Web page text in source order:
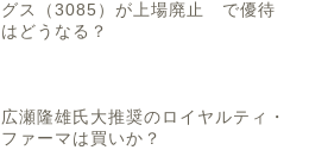
グス（3085）が上場廃止 で優待
はどうなる？
広瀬隆雄氏大推奨のロイヤルティ・
ファーマは買いか？